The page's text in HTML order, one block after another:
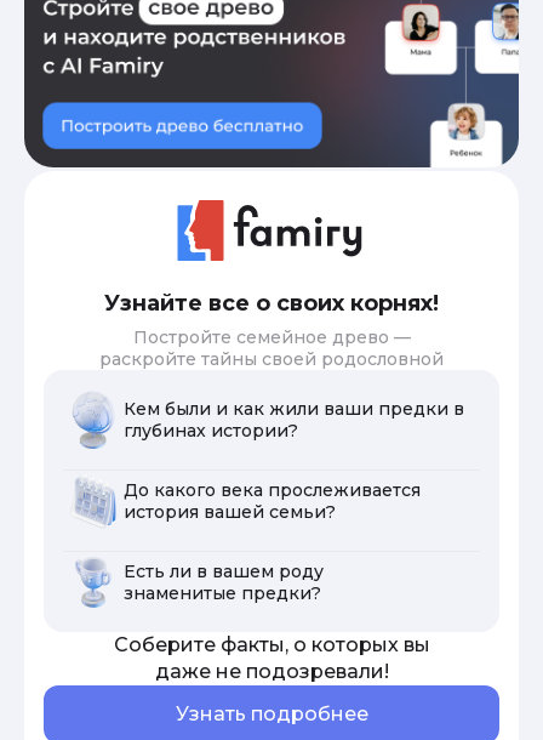
Узнайте все о своих корнях!
Постройте семейное древо —
раскройте тайны своей родословной
Кем были и как жили ваши предки в
глубинах истории?
До какого века прослеживается
история вашей семьи?
Есть ли в вашем роду
знаменитые предки?
Соберите факты, о которых вы
даже не подозревали!
Узнать подробнее